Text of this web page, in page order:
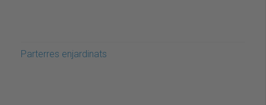
Parterres enjardinats